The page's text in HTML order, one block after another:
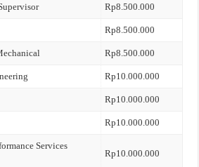
Rp8.500.000
Rp8.500.000
Rp8.500.000
Rp10.000.000
Rp10.000.000
Rp10.000.000
Services
Rp10.000.000